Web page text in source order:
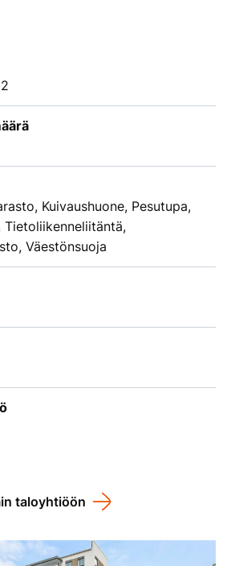
Kuivaushuone, Pesutupa,
Tietoliikenneliitäntä,
Väestönsuoja
taloyhtiöön